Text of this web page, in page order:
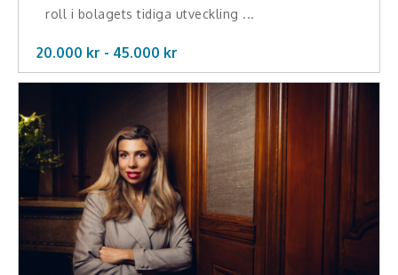
roll i bolagets tidiga utveckling ...
20.000 kr - 45.000 kr